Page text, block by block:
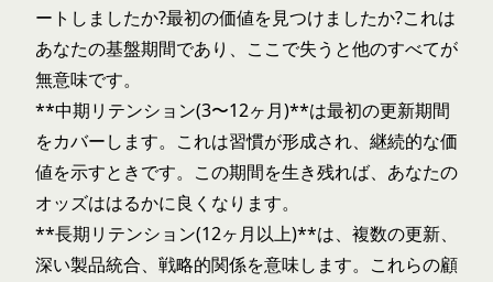
ートしましたか?最初の価値を見つけましたか?これは
あなたの基盤期間であり、ここで失うと他のすべてが
無意味です。
**中期リテンション(3〜12ヶ月)**は最初の更新期間
をカバーします。これは習慣が形成され、継続的な価
値を示すときです。この期間を生き残れば、あなたの
オッズははるかに良くなります。
**長期リテンション(12ヶ月以上)**は、複数の更新、
深い製品統合、戦略的関係を意味します。これらの顧